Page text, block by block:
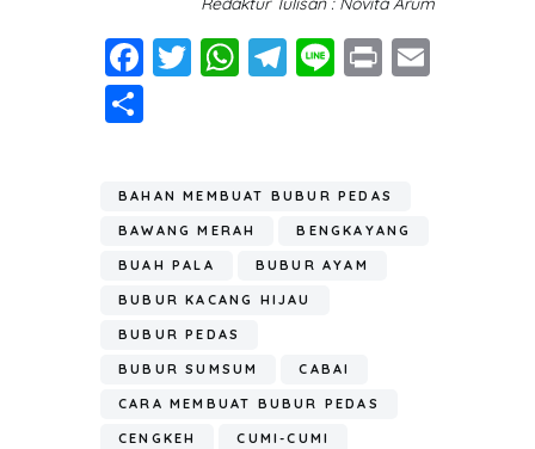
Fa
ce
ok
T
wi
W
h
A
p
p
T
el
a
m
Li
n
Pr
in
ar
e
BAHAN MEMBUAT BUBUR PEDAS
BAWANG MERAH BENGKAYANG
BUAH PALA BUBUR AYAM
BUBUR KACANG HIJAU
BUBUR PEDAS
BUBUR SUMSUM CABAI
CARA MEMBUAT BUBUR PEDAS
CENGKEH CUMI-CUMI